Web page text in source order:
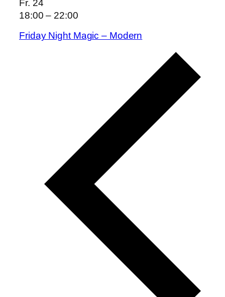
Fr. 24
18:00 – 22:00
Friday Night Magic – Modern